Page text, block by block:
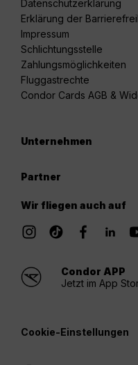
Datenschutzerklärung
Erklärung der
Impressum
Schlichtungsstelle
Zahlungsmöglichkeiten
Fluggastrechte
Condor Cards AGB &
Unternehmen
Partner
Wir fliegen auch auf
Condor APP
Jetzt im App
Cookie-Einstellungen